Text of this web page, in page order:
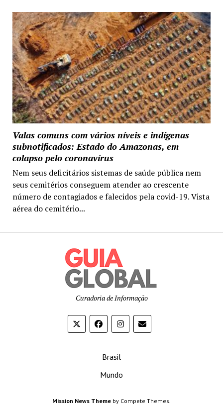
Valas comuns com vários níveis e indígenas
subnotificados: Estado do Amazonas, em
colapso pelo coronavírus
Nem seus deficitários sistemas de saúde pública nem
seus cemitérios conseguem atender ao crescente
número de contagiados e falecidos pela covid-19. Vista
aérea do cemitério...
Curadoria de Informação
Brasil
Mundo
Mission News Theme by Compete Themes.